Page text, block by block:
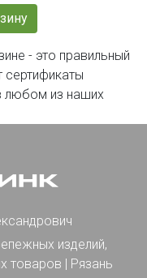
- это правильный
любом из наших
изделий,
товаров | Рязань